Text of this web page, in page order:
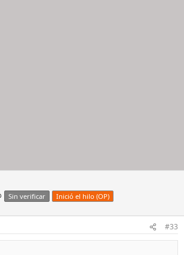
Sin verificar Inició el hilo (OP)
#33